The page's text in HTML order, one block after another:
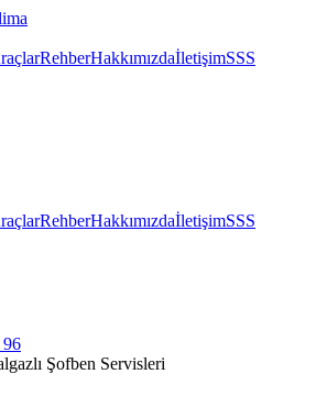
RehberHakkımızdaİletişimSSS
RehberHakkımızdaİletişimSSS
96
Şofben Servisleri